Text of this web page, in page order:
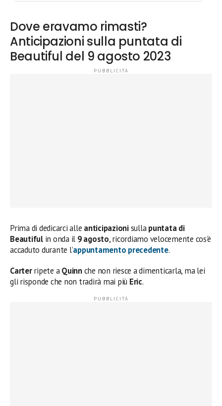
Dove eravamo rimasti?
Anticipazioni sulla puntata di
Beautiful del 9 agosto 2023
Prima di dedicarci alle anticipazionisullapuntata di
Beautifulin onda il 9 agosto, ricordiamo velocemente cos’è
accaduto durante l’appuntamento precedente.
Carterripete aQuinnche non riesce a dimenticarla, ma lei
gli risponde che non tradirà mai più Eric.